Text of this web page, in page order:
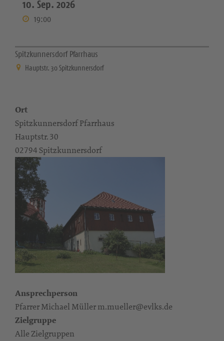
10. Sep. 2026
19:00
Spitzkunnersdorf Pfarrhaus
Hauptstr. 30 Spitzkunnersdorf
Ort
Spitzkunnersdorf Pfarrhaus
Hauptstr. 30
02794 Spitzkunnersdorf
Ansprechperson
Pfarrer Michael Müller m.mueller@evlks.de
Zielgruppe
Alle Zielgruppen